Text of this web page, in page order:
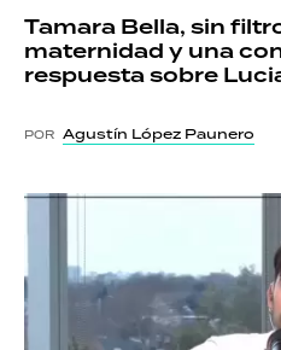
Tamara Bella, sin
maternidad y una
respuesta sobre
POR Agustín López Paunero